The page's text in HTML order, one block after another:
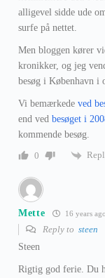
alligevel sidde ude
surfe på nettet.
Men bloggen kører
kronikker, og jeg
besøg i København i
Vi bemærkede ved
end ved besøget i
kommende besøg.
0
Mette 16 years ago
Reply to steen
Steen
Rigtig god ferie. Du